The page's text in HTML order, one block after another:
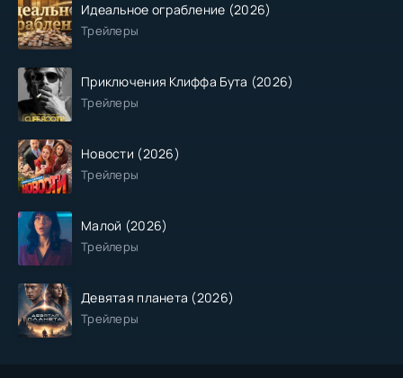
Идеальное ограбление (2026)
Трейлеры
Приключения Клиффа Бута (2026)
Трейлеры
Новости (2026)
Трейлеры
Малой (2026)
Трейлеры
Девятая планета (2026)
Трейлеры